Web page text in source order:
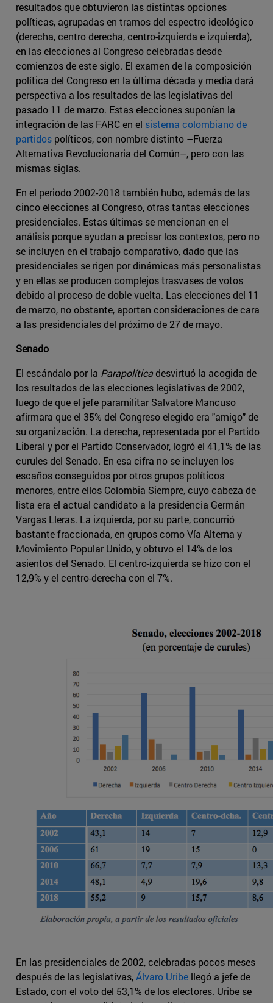
resultados que obtuvieron las distintas opciones
políticas, agrupadas en tramos del espectro ideológico
(derecha, centro derecha, centro-izquierda e izquierda),
en las elecciones al Congreso celebradas desde
comienzos de este siglo. El examen de la composición
política del Congreso en la última década y media dará
perspectiva a los resultados de las legislativas del
pasado 11 de marzo. Estas elecciones suponían la
integración de las FARC en el sistema colombiano de
partidos políticos, con nombre distinto –Fuerza
Alternativa Revolucionaria del Común–, pero con las
mismas siglas.
En el periodo 2002-2018 también hubo, además de las
cinco elecciones al Congreso, otras tantas elecciones
presidenciales. Estas últimas se mencionan en el
análisis porque ayudan a precisar los contextos, pero no
se incluyen en el trabajo comparativo, dado que las
presidenciales se rigen por dinámicas más personalistas
y en ellas se producen complejos trasvases de votos
debido al proceso de doble vuelta. Las elecciones del 11
de marzo, no obstante, aportan consideraciones de cara
a las presidenciales del próximo de 27 de mayo.
Senado
El escándalo por la Parapolíticadesvirtuó la acogida de
los resultados de las elecciones legislativas de 2002,
luego de que el jefe paramilitar Salvatore Mancuso
afirmara que el 35% del Congreso elegido era "amigo" de
su organización. La derecha, representada por el Partido
Liberal y por el Partido Conservador, logró el 41,1% de las
curules del Senado. En esa cifra no se incluyen los
escaños conseguidos por otros grupos políticos
menores, entre ellos Colombia Siempre, cuyo cabeza de
lista era el actual candidato a la presidencia Germán
Vargas Lleras. La izquierda, por su parte, concurrió
bastante fraccionada, en grupos como Vía Alterna y
Movimiento Popular Unido, y obtuvo el 14% de los
asientos del Senado. El centro-izquierda se hizo con el
12,9% y el centro-derecha con el 7%.
En las presidenciales de 2002, celebradas pocos meses
después de las legislativas,Álvaro Uribe llegó a jefe de
Estado, con el voto del 53,1% de los electores. Uribe se